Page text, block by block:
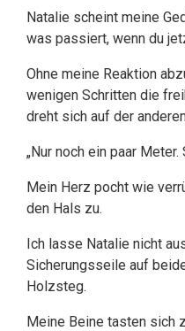
Natalie scheint meine
was passiert, wenn du
Ohne meine Reaktion
wenigen Schritten die
dreht sich auf der
„Nur noch ein paar
Mein Herz pocht wie
den Hals zu.
Ich lasse Natalie nicht
Sicherungsseile auf
Holzsteg.
Meine Beine tasten sich